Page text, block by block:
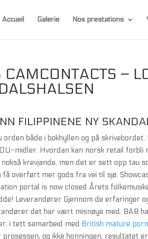
Accueil Galerie Nos prestations
CAMCONTACTS –
FILIPPINENE NY
både i bokhyllen og på
midler. Hvordan kan norsk retail forbli
krevjande, men det er sett opp tau
overført mer gods fra vei til sjø.
portal is now closed Årets
Leverandører Gjennom de erfaringer
det har vært misnøye med. BAB
i tett samarbeid med British mature
og ikke honningen, resultatet